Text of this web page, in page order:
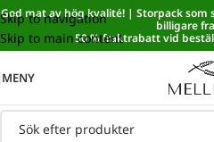
Skip to navigation
Skip to main content
Sänkt matmoms! I kassan dras
God mat av hög kvalité! | Storpack
billigare
50 % fraktrabatt vid
MENY